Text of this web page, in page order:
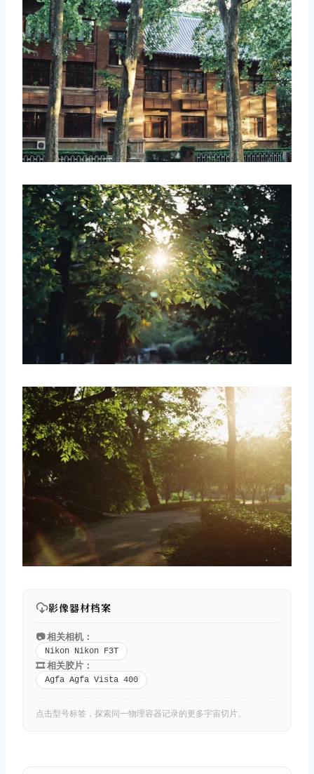
影像器材档案
📷 相关相机：
Nikon Nikon F3T
🎞️ 相关胶片：
Agfa Agfa Vista 400
点击型号标签，探索同一物理容器记录的更多宇宙切片。